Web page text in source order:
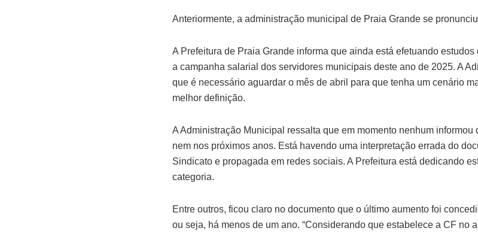
Anteriormente, a administração municipal de Praia Grande se
A Prefeitura de Praia Grande informa que ainda está efetuando
a campanha salarial dos servidores municipais deste ano de 2025. A
que é necessário aguardar o mês de abril para que tenha um cenário
melhor definição.
A Administração Municipal ressalta que em momento nenhum
nem nos próximos anos. Está havendo uma interpretação errada do
Sindicato e propagada em redes sociais. A Prefeitura está dedicando
categoria.
Entre outros, ficou claro no documento que o último aumento foi
ou seja, há menos de um ano. “Considerando que estabelece a CF no